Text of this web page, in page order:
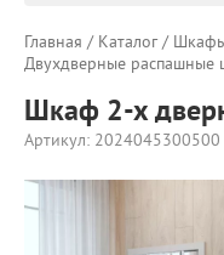
Главная / Каталог/
Двухдверные распашные
Шкаф 2-х
Артикул: 2024045300500